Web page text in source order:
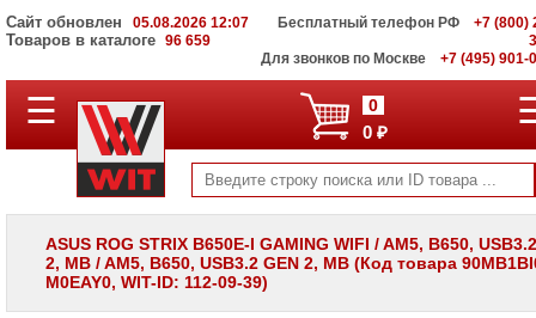
Сайт обновлен 05.08.2026 12:07
Товаров в каталоге 96 659
Бесплатный телефон РФ
+7 (800)
Для звонков по Москве
+7 (495) 901-
ПОЛНЫЙ
КАТАЛОГ
Корпоративные
серверы
WIT
Системы
хранения
данных
☰ 0
0 ₽
ASUS ROG STRIX B650E-I GAMING WIFI / AM5, B650,
2, MB / AM5, B650, USB3.2 GEN 2, MB (Код товара
M0EAY0, WIT-ID: 112-09-39)